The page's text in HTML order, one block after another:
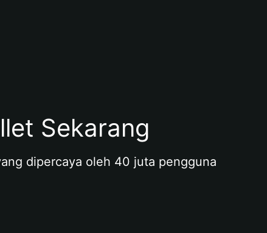
Sekarang
dipercaya oleh 40 juta pengguna